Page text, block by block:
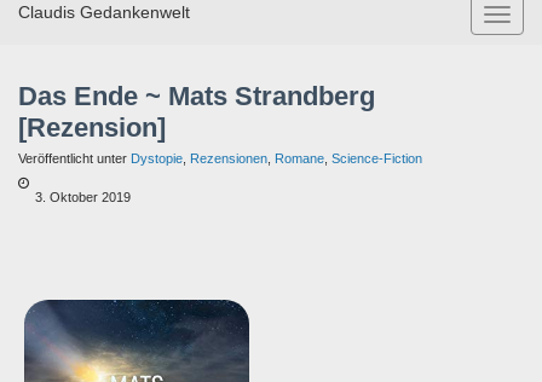
Claudis Gedankenwelt
Das Ende ~ Mats Strandberg
[Rezension]
Veröffentlicht unter Dystopie Rezensionen Romane Science-Fiction
3. Oktober 2019